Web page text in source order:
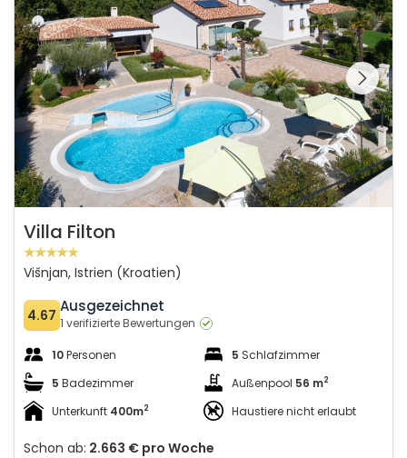
Schauen Sie sich die
gesamte Galerie
Villa Filton
Višnjan, Istrien (Kroatien)
4.67 Ausgezeichnet
1 verifizierte Bewertungen
10Personen 5 Schlafzimmer
5 Badezimmer Außenpool 56 m2
Unterkunft 400m2 Haustiere nicht erlaubt
Schon ab: 2.663 € pro Woche